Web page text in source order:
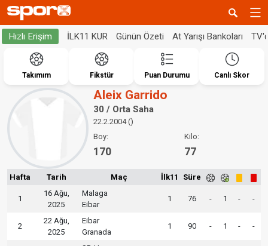
Hızlı Erişim İLK11 KUR Günün Özeti At Yarışı Bankoları
Takımım Fikstür Puan Durumu Canlı Skor
Aleix Garrido
30 / Orta Saha
22.2.2004 ()
Boy:
170
Kilo:
77
Hafta Tarih Maç İlk11 Süre
1
16 Ağu,
2025
Malaga
Eibar
1 76 - 1 - -
2
22 Ağu,
2025
Eibar
Granada
1 90 - 1 - -